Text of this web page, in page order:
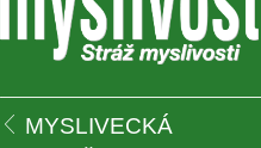
MYSLIVECKÁ